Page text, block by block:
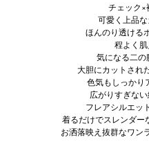
チェック×
可愛く上品
ほんのり透ける
程よく肌
気になる二の
大胆にカットされ
色気もしっかり
広がりすぎな
フレアシルエッ
着るだけでスレンダ
お洒落映え抜群なワン